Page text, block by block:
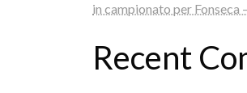
in campionato per Fonseca
Recent